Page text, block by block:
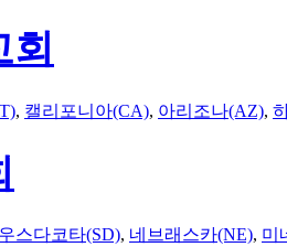
, 캘리포니아(CA), 아리조나(AZ),
스다코타(SD), 네브래스카(NE), 미